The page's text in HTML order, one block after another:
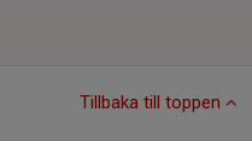
Tillbaka till toppen